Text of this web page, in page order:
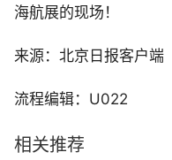
海航展的现场！
来源：北京日报客户端
流程编辑：U022
相关推荐